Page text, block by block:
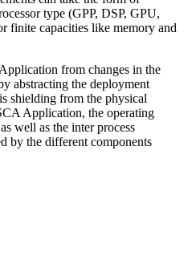
type (GPP, DSP, GPU,
finite capacities like memory and
from changes in the
abstracting the deployment
shielding from the physical
Application, the operating
well as the inter process
by the different components